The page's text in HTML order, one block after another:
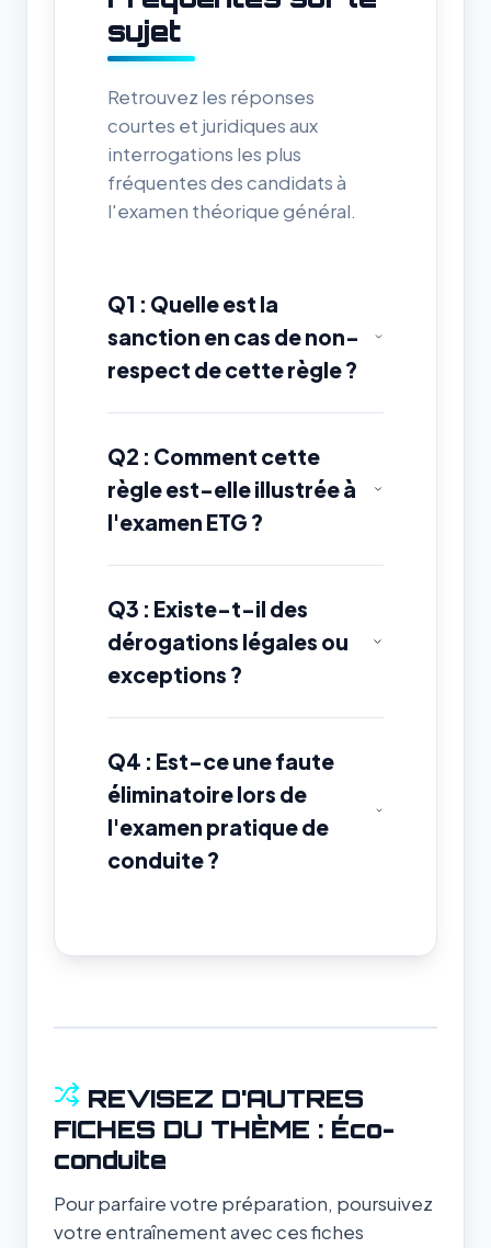
sujet
Retrouvez les réponses
courtes et juridiques aux
interrogations les plus
fréquentes des candidats à
l'examen théorique général.
Q1 : Quelle est la
sanction en cas de non-
respect de cette règle ?
Q2 : Comment cette
règle est-elle illustrée à
l'examen ETG ?
Q3 : Existe-t-il des
dérogations légales ou
exceptions ?
Q4 : Est-ce une faute
éliminatoire lors de
l'examen pratique de
conduite ?
REVISEZ D'AUTRES
FICHES DU THÈME : Éco-
conduite
Pour parfaire votre préparation, poursuivez
votre entraînement avec ces fiches